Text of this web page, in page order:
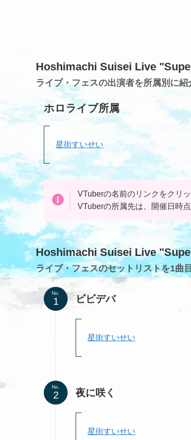
Hoshimachi Suisei Live
ライブ・フェスの出演者を所属別に
ホロライブ所属
星街すいせい
VTuberの名前のリンクをクリ
VTuberの所属先は、開催日時点
Hoshimachi Suisei Live
ライブ・フェスのセットリストを1曲
No. ビビデバ
星街すいせい
No. 夜に咲く
星街すいせい